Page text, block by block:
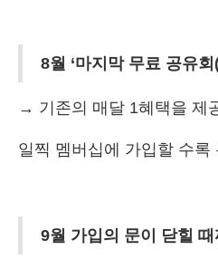
8월 ‘마지막 무료 공유
→ 기존의 매달 1혜택을 제
일찍 멤버십에 가입할 수록
9월 가입의 문이 닫힐 때